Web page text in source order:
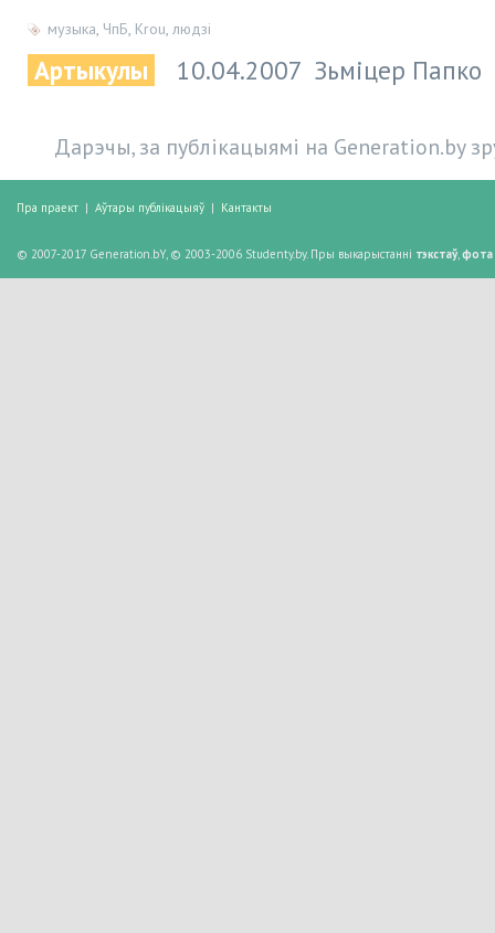
музыка, ЧпБ, Krou, людзі
Артыкулы 10.04.2007 Зьміцер Папко
Дарэчы, за публікацыямі на Generation.by
Пра праект | Аўтары публікацыяў | Кантакты
© 2007-2017 Generation.bY, © 2003-2006 Studenty.by. Пры выкарыстанні тэкстаў,фота